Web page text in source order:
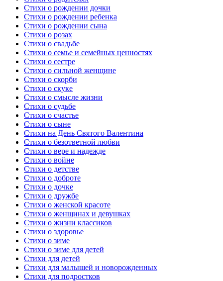
Стихи о рождении дочки
Стихи о рождении ребенка
Стихи о рождении сына
Стихи о розах
Стихи о свадьбе
Стихи о семье и семейных ценностях
Стихи о сестре
Стихи о сильной женщине
Стихи о скорби
Стихи о скуке
Стихи о смысле жизни
Стихи о судьбе
Стихи о счастье
Стихи о сыне
Стихи на День Святого Валентина
Стихи о безответной любви
Стихи о вере и надежде
Стихи о войне
Стихи о детстве
Стихи о доброте
Стихи о дочке
Стихи о дружбе
Стихи о женской красоте
Стихи о женщинах и девушках
Стихи о жизни классиков
Стихи о здоровье
Стихи о зиме
Стихи о зиме для детей
Стихи для детей
Стихи для малышей и новорожденных
Стихи для подростков